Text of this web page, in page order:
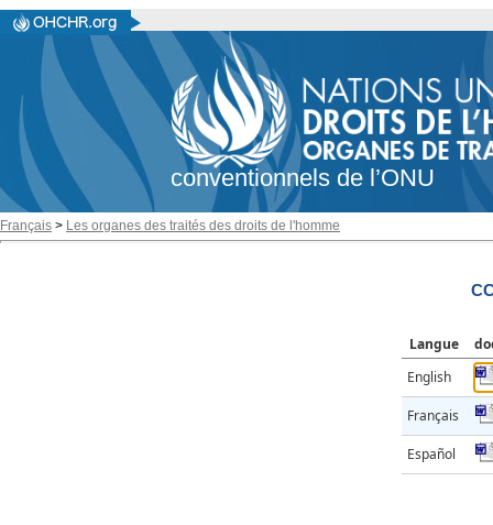
conventionnels de l’ONU
Français > Les organes des traités des droits de l'homme
Langue
English
Français
Español